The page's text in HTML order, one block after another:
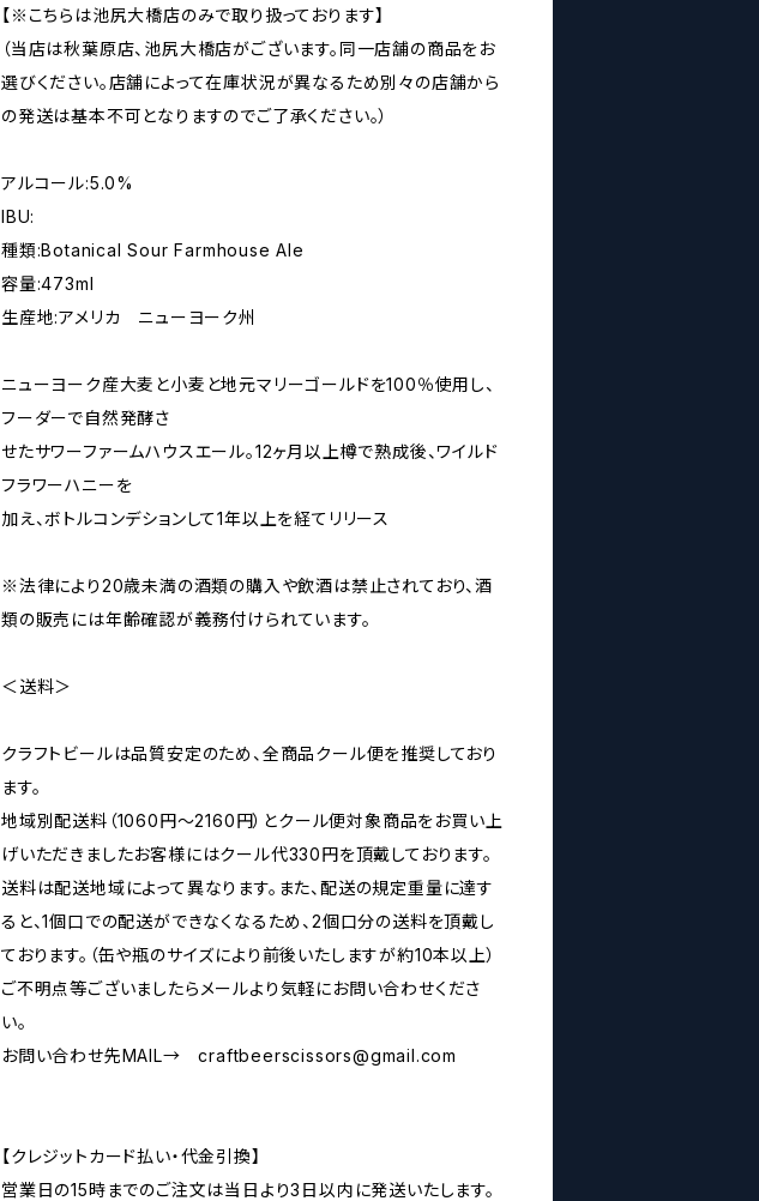
【※こちらは池尻大橋店のみで取り扱っております】
（当店は秋葉原店、池尻大橋店がございます。同一店舗の商品をお
選びください。店舗によって在庫状況が異なるため別々の店舗から
の発送は基本不可となりますのでご了承ください。）
アルコール:5.0%
IBU:
種類:Botanical Sour Farmhouse Ale
容量:473ml
生産地:アメリカ ニューヨーク州
ニューヨーク産大麦と小麦と地元マリーゴールドを100％使用し、
フーダーで自然発酵さ
せたサワーファームハウスエール。12ヶ月以上樽で熟成後、ワイルド
フラワーハニーを
加え、ボトルコンデションして1年以上を経てリリース
※法律により20歳未満の酒類の購入や飲酒は禁止されており、酒
類の販売には年齢確認が義務付けられています。
＜送料＞
クラフトビールは品質安定のため、全商品クール便を推奨しており
ます。
地域別配送料（1060円～2160円）とクール便対象商品をお買い上
げいただきましたお客様にはクール代330円を頂戴しております。
送料は配送地域によって異なります。また、配送の規定重量に達す
ると、1個口での配送ができなくなるため、2個口分の送料を頂戴し
ております。（缶や瓶のサイズにより前後いたしますが約10本以上）
ご不明点等ございましたらメールより気軽にお問い合わせくださ
い。
お問い合わせ先MAIL→craftbeerscissors@gmail.com
【クレジットカード払い・代金引換】
営業日の15時までのご注文は当日より3日以内に発送いたします。